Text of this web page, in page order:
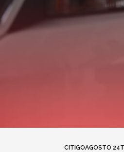
CITIGOAGOSTO